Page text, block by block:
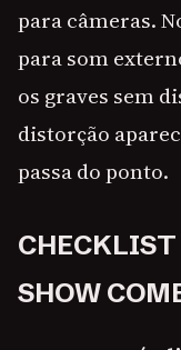
para câmeras.
para som
os graves sem
distorção
passa do ponto.
SHOW